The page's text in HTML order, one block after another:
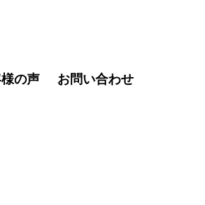
の声 お問い合わせ